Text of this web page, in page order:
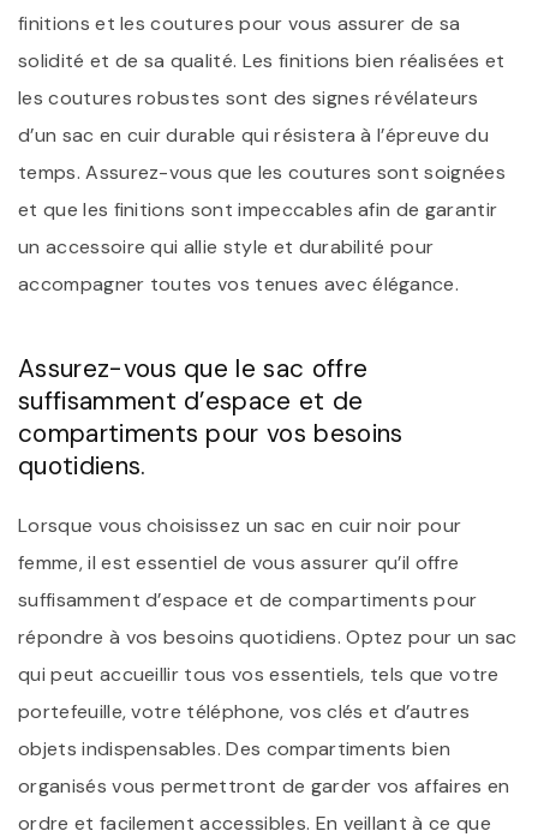
finitions et les coutures pour vous assurer de sa
solidité et de sa qualité. Les finitions bien réalisées et
les coutures robustes sont des signes révélateurs
d’un sac en cuir durable qui résistera à l’épreuve du
temps. Assurez-vous que les coutures sont soignées
et que les finitions sont impeccables afin de garantir
un accessoire qui allie style et durabilité pour
accompagner toutes vos tenues avec élégance.
Assurez-vous que le sac offre
suffisamment d’espace et de
compartiments pour vos besoins
quotidiens.
Lorsque vous choisissez un sac en cuir noir pour
femme, il est essentiel de vous assurer qu’il offre
suffisamment d’espace et de compartiments pour
répondre à vos besoins quotidiens. Optez pour un sac
qui peut accueillir tous vos essentiels, tels que votre
portefeuille, votre téléphone, vos clés et d’autres
objets indispensables. Des compartiments bien
organisés vous permettront de garder vos affaires en
ordre et facilement accessibles. En veillant à ce que